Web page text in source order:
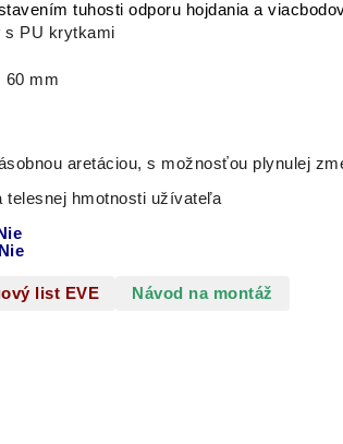
tuhosti odporu hojdania a
s PU krytkami
60 mm
aretáciou, s možnosťou plynulej
telesnej hmotnosti užívateľa
list EVE Návod na montáž